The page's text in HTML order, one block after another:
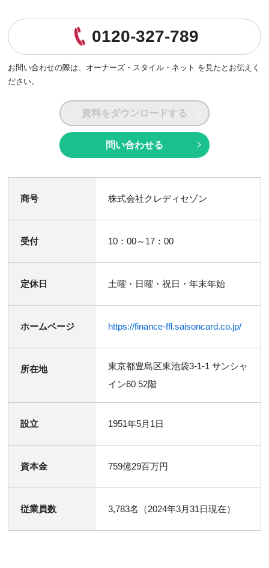
0120-327-789
お問い合わせの際は、 オーナーズ・スタイル・ネット を見たとお伝えく
ださい。
資料をダウンロードする
問い合わせる
商号 株式会社クレディセゾン
受付 10：00～17：00
定休日 土曜・日曜・祝日・年末年始
ホームページ https://finance-ffl.saisoncard.co.jp/
所在地
東京都豊島区東池袋3-1-1 サンシャ
イン60 52階
設立 1951年5月1日
資本金 759億29百万円
従業員数 3,783名（2024年3月31日現在）